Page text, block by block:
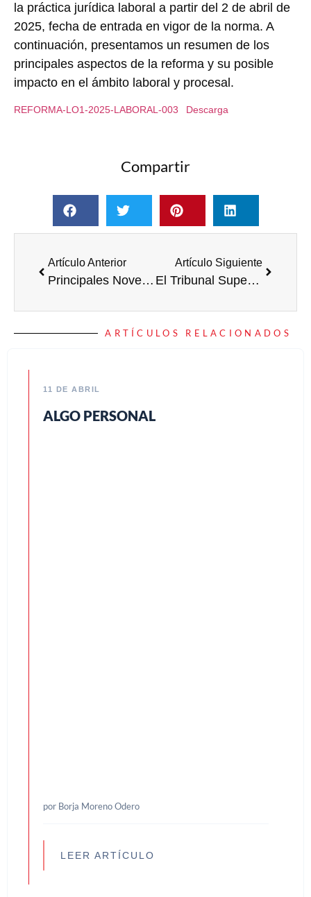
la práctica jurídica laboral a partir del 2 de abril de
2025, fecha de entrada en vigor de la norma. A
continuación, presentamos un resumen de los
principales aspectos de la reforma y su posible
impacto en el ámbito laboral y procesal.
REFORMA-LO1-2025-LABORAL-003 Descarga
Compartir
Artículo Anterior
Principales Novedades Fiscales de Fin de Año: Análisis de la Ley 7/2024 y los Reales Decretos-Leyes 9/2024 y 10/2024
Artículo Siguiente
El Tribunal Superior de Justicia de Galicia reconoce el derecho de un arrendador de pisos durante 10 meses al año a beneficiarse de la reducción en el IRPF.
ARTÍCULOS RELACIONADOS
11 DE ABRIL
ALGO PERSONAL
por Borja Moreno Odero
LEER ARTÍCULO